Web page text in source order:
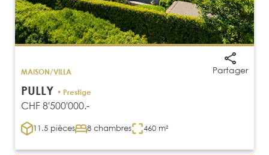
Partager
MAISON/VILLA
PULLY • Prestige
CHF 8'500'000.-
11.5 pièces 8 chambres 460 m²